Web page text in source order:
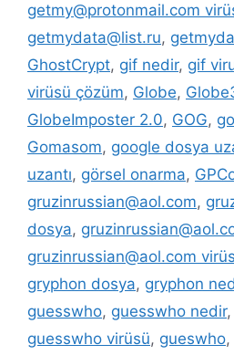
getmy@protonmail.com
getmydata@list.ru,
GhostCrypt, gif nedir, gif
virüsü çözüm, Globe,
GlobeImposter 2.0, GOG,
Gomasom, google dosya
uzantı, görsel onarma,
gruzinrussian@aol.com,
dosya,
gruzinrussian@aol.com
gryphon dosya, gryphon
guesswho, guesswho nedir,
guesswho virüsü, gueswho,